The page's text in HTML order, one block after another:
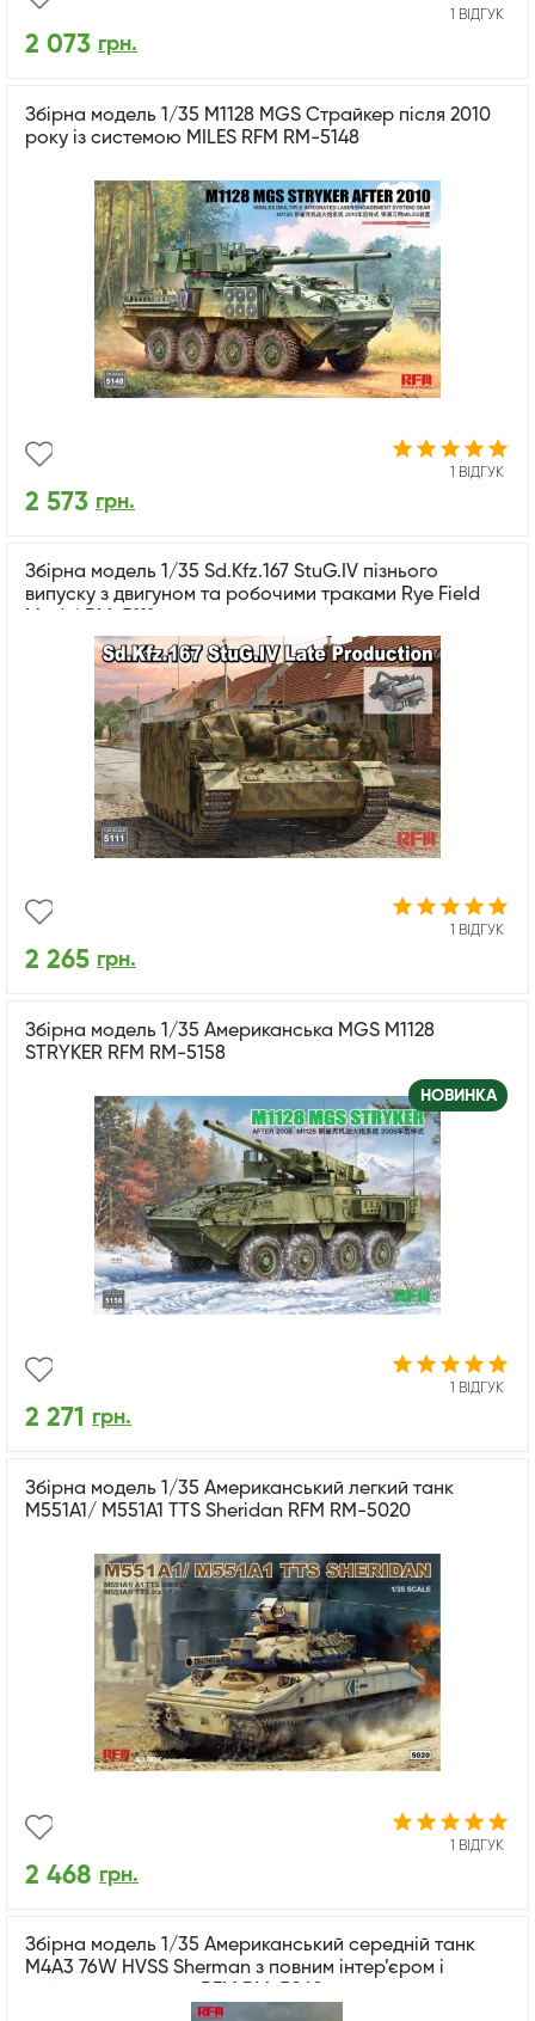
1 ВІДГУК
2 073 грн.
Збірна модель 1/35 M1128 MGS Страйкер після 2010
року із системою MILES RFM RM-5148
1 ВІДГУК
2 573 грн.
Збірна модель 1/35 Sd.Kfz.167 StuG.IV пізнього
випуску з двигуном та робочими траками Rye Field
1 ВІДГУК
2 265 грн.
Збірна модель 1/35 Американська MGS M1128
STRYKER RFM RM-5158
НОВИНКА
1 ВІДГУК
2 271 грн.
Збірна модель 1/35 Американський легкий танк
M551A1/ M551A1 TTS Sheridan RFM RM-5020
1 ВІДГУК
2 468 грн.
Збірна модель 1/35 Американський середній танк
M4A3 76W HVSS Sherman з повним інтер’єром і